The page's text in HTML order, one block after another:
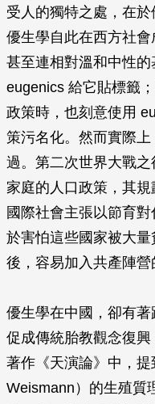
受人的獨特之處，在
優生學自此在西方社會
甚至連相對溫和中性
eugenics 給它貼標籤
政策時，也刻意使用
策污名化。然而實際
過。第二次世界大戰
家庭的人口政策，其規
國際社會主張以節育
於害怕這些國家被大
後，容易加入共產陣營
優生學在中國，卻有
促成傳統胎教觀念復
著作《天演論》中，
Weismann）的生殖質